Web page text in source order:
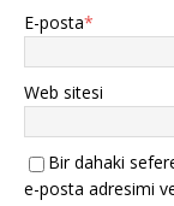
E-posta*
Web sitesi
Bir dahaki
e-posta adresimi